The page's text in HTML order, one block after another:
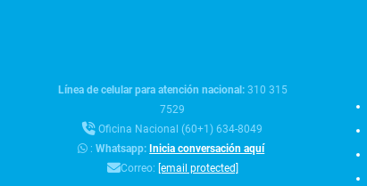
Línea de celular para atención nacional: 310 315
7529
Oficina Nacional (60+1) 634-8049
:Whatsapp: Inicia conversación aquí
Correo: [email protected]